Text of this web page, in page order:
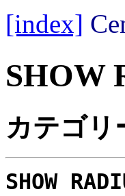
[index]
SHOW
カテゴリ
SHOW